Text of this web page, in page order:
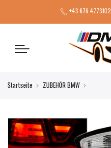
+43 676 4773102
Startseite ZUBEHÖR BMW